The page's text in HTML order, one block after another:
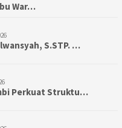
War…
S.STP. …
Perkuat Struktu…